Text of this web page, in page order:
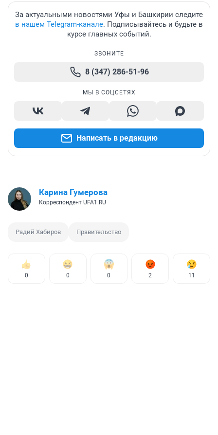
За актуальными новостями Уфы и Башкирии следите
в нашем Telegram-канале. Подписывайтесь и будьте в
курсе главных событий.
ЗВОНИТЕ
8 (347) 286-51-96
МЫ В СОЦСЕТЯХ
Написать в редакцию
Карина Гумерова
Корреспондент UFA1.RU
Радий Хабиров Правительство
0 0 0 2 11